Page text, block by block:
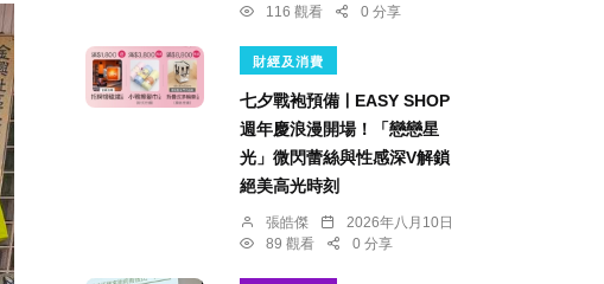
116 觀看
0 分享
財經及消費
七夕戰袍預備ￜEASY SHOP
週年慶浪漫開場！「戀戀星
光」微閃蕾絲與性感深V解鎖
絕美高光時刻
張皓傑
2026年八月10日
89 觀看
0 分享